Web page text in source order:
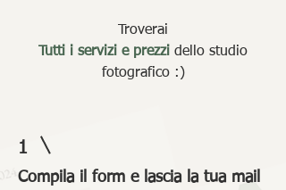
Troverai
Tutti i servizi e prezzi dello studio
fotografico :)
1
Compila il form e lascia la tua mail